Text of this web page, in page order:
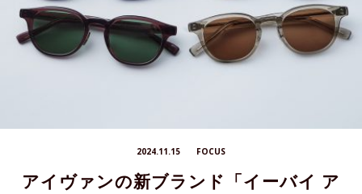
2024.11.15 FOCUS
アイヴァンの新ブランド「イーバイ ア